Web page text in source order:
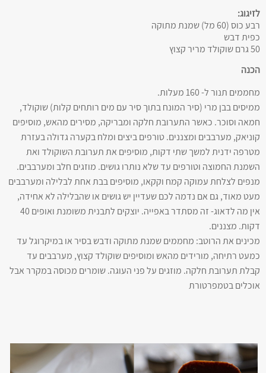
לזיגוג:
רבע כוס (60 מל) שמנת מתוקה
כפית דבש
50 גרם שוקולד מריר קצוץ
הכנה
מחממים תנור ל- 160 מעלות.
ממיסים בבן מרי (סיר המונח בתוך סיר עם מים רותחים קלות) שוקולד,
חמאה וסוכר. כאשר התערובת חלקה ומבריקה, מסירים מהאש, מוסיפים
קוניאק, מערבבים ומצננים. טורפים ביצים ומלח בקערה גדולה בעזרת
מטרפה ידנית למשך שתי דקות, מוסיפים את תערובת השוקולד ואת
השמנת החמוצה וטורפים עד שלא נותרו גושים. מוזגים חלב ומערבבים.
מנפים לצלחת עמוקה קמח וקקאו, מוסיפים בבת אחת לבלילה ומערבבים
מעט מאוד, גם אם נדמה לכם שעדיין יש גושים או שהבלילה לא אחידה,
אין מה לדאוג- זה מסתדר באפייה. יוצקים לתבנית משומנת ואופים 40
דקות. מצננים.
מכינים את הרוטב: מחממים שמנת מתוקה ודבש בסיר או במיקרוגל עד
כמעט רתיחה, מורידים מהאש ומוסיפים שוקולד קצוץ, מערבבים עד
קבלת תערובת חלקה. מוזגים על פני העוגה. שומרים מכוסה במקרר אבל
אוכלים בטמפרטורת